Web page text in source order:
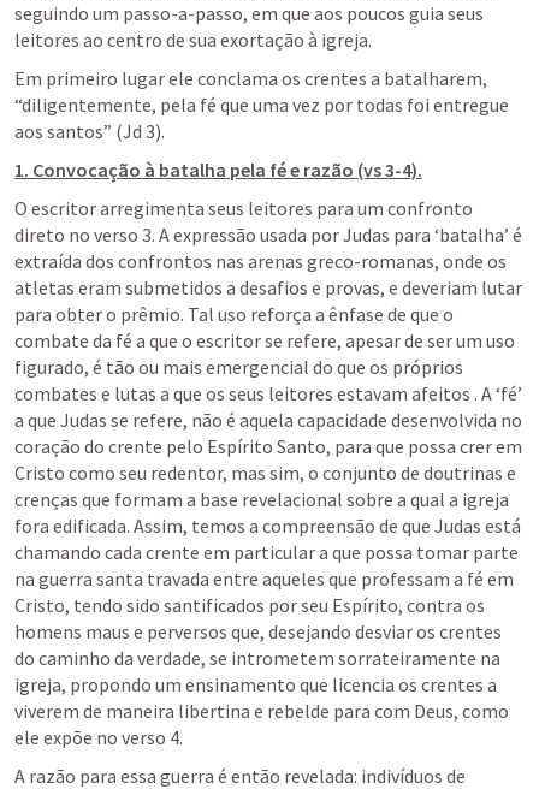
seguindo um passo-a-passo, em que aos poucos guia seus
leitores ao centro de sua exortação à igreja.
Em primeiro lugar ele conclama os crentes a batalharem,
“diligentemente, pela fé que uma vez por todas foi entregue
aos santos” (Jd 3).
1. Convocação à batalha pela fé e razão (vs 3-4).
O escritor arregimenta seus leitores para um confronto
direto no verso 3. A expressão usada por Judas para ‘batalha’ é
extraída dos confrontos nas arenas greco-romanas, onde os
atletas eram submetidos a desafios e provas, e deveriam lutar
para obter o prêmio. Tal uso reforça a ênfase de que o
combate da fé a que o escritor se refere, apesar de ser um uso
figurado, é tão ou mais emergencial do que os próprios
combates e lutas a que os seus leitores estavam afeitos . A ‘fé’
a que Judas se refere, não é aquela capacidade desenvolvida no
coração do crente pelo Espírito Santo, para que possa crer em
Cristo como seu redentor, mas sim, o conjunto de doutrinas e
crenças que formam a base revelacional sobre a qual a igreja
fora edificada. Assim, temos a compreensão de que Judas está
chamando cada crente em particular a que possa tomar parte
na guerra santa travada entre aqueles que professam a fé em
Cristo, tendo sido santificados por seu Espírito, contra os
homens maus e perversos que, desejando desviar os crentes
do caminho da verdade, se intrometem sorrateiramente na
igreja, propondo um ensinamento que licencia os crentes a
viverem de maneira libertina e rebelde para com Deus, como
ele expõe no verso 4.
A razão para essa guerra é então revelada: indivíduos de